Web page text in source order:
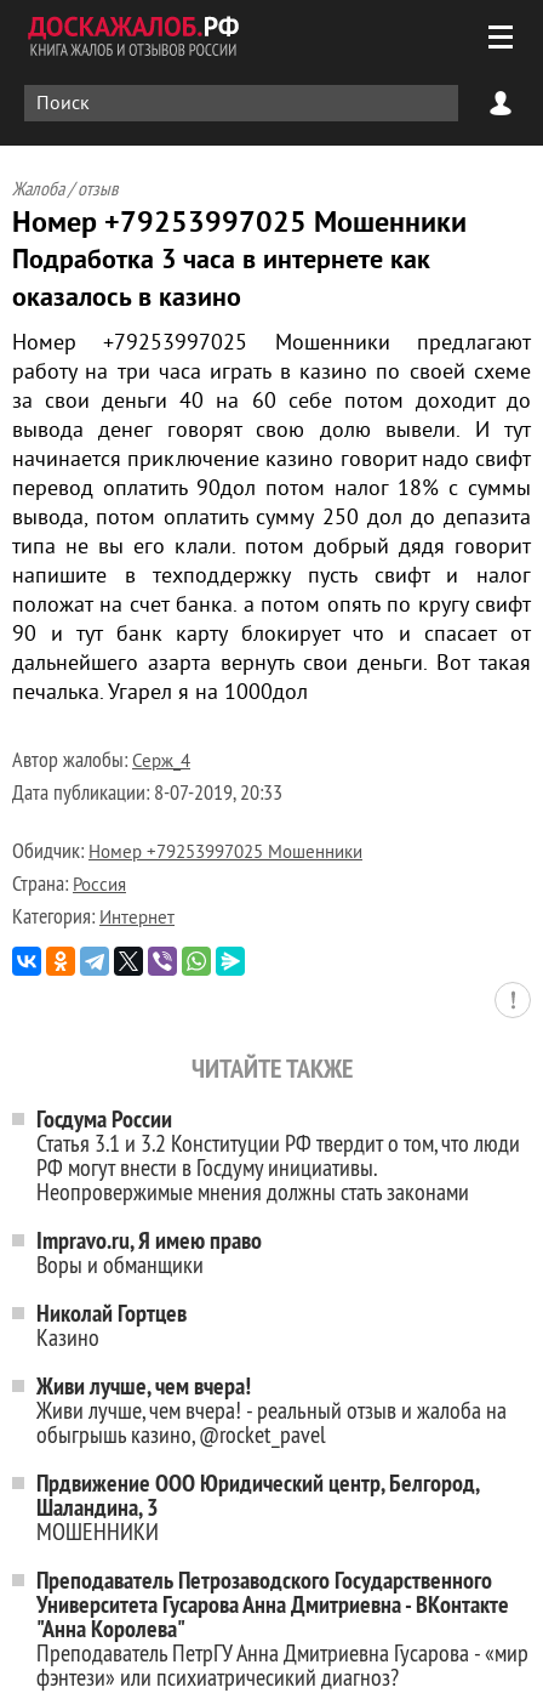
Жалоба / отзыв
Номер +79253997025 Мошенники
Подработка 3 часа в интернете как
оказалось в казино
Номер +79253997025 Мошенники предлагают
работу на три часа играть в казино по своей схеме
за свои деньги 40 на 60 себе потом доходит до
вывода денег говорят свою долю вывели. И тут
начинается приключение казино говорит надо свифт
перевод оплатить 90дол потом налог 18% с суммы
вывода, потом оплатить сумму 250 дол до депазита
типа не вы его клали. потом добрый дядя говорит
напишите в техподдержку пусть свифт и налог
положат на счет банка. а потом опять по кругу свифт
90 и тут банк карту блокирует что и спасает от
дальнейшего азарта вернуть свои деньги. Вот такая
печалька. Угарел я на 1000дол
Автор жалобы: Серж_4
Дата публикации: 8-07-2019, 20:33
Обидчик: Номер +79253997025 Мошенники
Страна: Россия
Категория: Интернет
ЧИТАЙТЕ ТАКЖЕ
Госдума России
Статья 3.1 и 3.2 Конституции РФ твердит о том, что люди
РФ могут внести в Госдуму инициативы.
Неопровержимые мнения должны стать законами
Impravo.ru, Я имею право
Воры и обманщики
Николай Гортцев
Казино
Живи лучше, чем вчера!
Живи лучше, чем вчера! - реальный отзыв и жалоба на
обыгрышь казино, @rocket_pavel
Прдвижение ООО Юридический центр, Белгород,
Шаландина, 3
МОШЕННИКИ
Преподаватель Петрозаводского Государственного
Университета Гусарова Анна Дмитриевна - ВКонтакте
"Анна Королева"
Преподаватель ПетрГУ Анна Дмитриевна Гусарова - «мир
фэнтези» или психиатричесикий диагноз?